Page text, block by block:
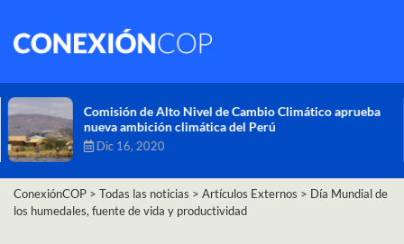
Comisión de Alto Nivel de Cambio Climático aprueba
nueva ambición climática del Perú
Dic 16, 2020
ConexiónCOP > Todas las noticias > Artículos Externos > Día Mundial de
los humedales, fuente de vida y productividad